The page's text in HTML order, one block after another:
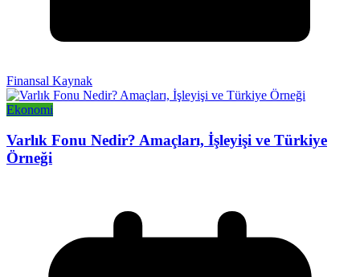
Finansal Kaynak
Ekonomi
Varlık Fonu Nedir? Amaçları, İşleyişi ve Türkiye
Örneği